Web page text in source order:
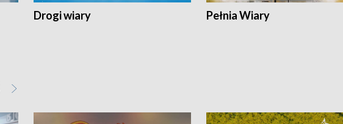
Drogi wiary Pełnia Wiary